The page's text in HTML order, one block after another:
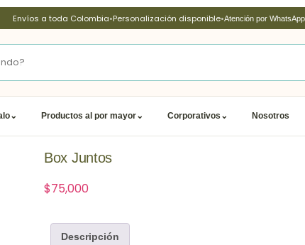
Envíos a toda Colombia•Personalización disponible•Atención por WhatsApp
⌄ Productos al por mayor⌄ Corporativos ⌄ Nosotros
Box Juntos
$75,000
Descripción